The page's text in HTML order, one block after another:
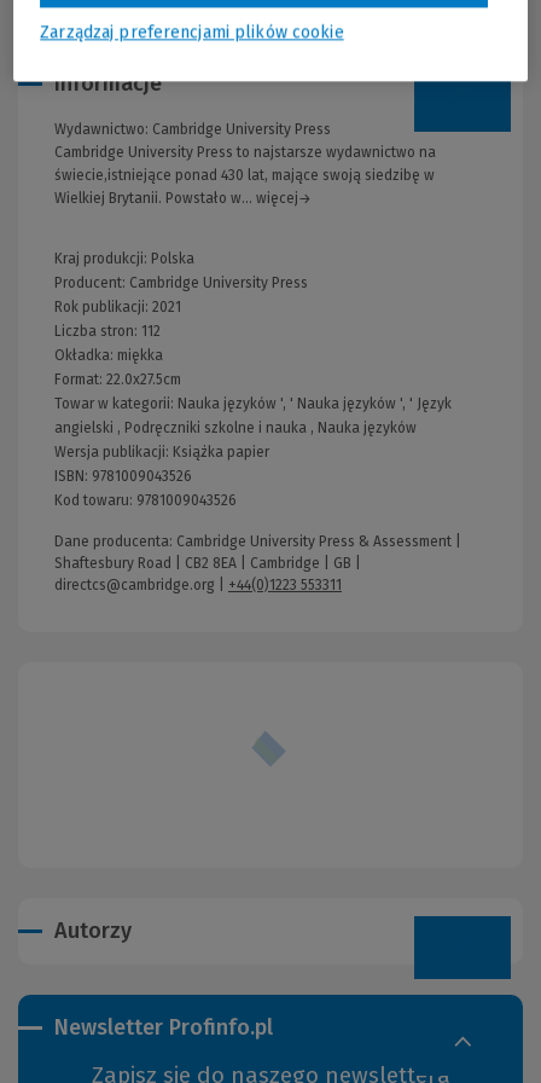
Informacje
Wydawnictwo: Cambridge University Press
Cambridge University Press to najstarsze wydawnictwo na
świecie,istniejące ponad 430 lat, mające swoją siedzibę w
Wielkiej Brytanii. Powstało w... więcej→
Kraj produkcji: Polska
Producent: Cambridge University Press
Rok publikacji: 2021
Liczba stron: 112
Okładka: miękka
Format: 22.0x27.5cm
Towar w kategorii: Nauka języków ', ' Nauka języków ', ' Język
angielski , Podręczniki szkolne i nauka , Nauka języków
Wersja publikacji: Książka papier
ISBN: 9781009043526
Kod towaru: 9781009043526
Dane producenta: Cambridge University Press & Assessment |
Shaftesbury Road | CB2 8EA | Cambridge | GB |
directcs@cambridge.org
+44(0)1223 553311
Autorzy
Newsletter Profinfo.pl
Zapisz się do naszego newslettera
Zarządzaj preferencjami plików cookie